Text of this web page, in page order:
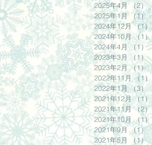
2025年4月 （2）
2025年1月 （1）
2024年12月 （1）
2024年10月 （1）
2024年4月
（1）
2023年3月
（1）
2023年2月
（1）
2022年11月 （1）
2022年1月
（3）
2021年12月 （1）
2021年11月 （2）
2021年10月 （1）
2021年9月 （1）
2021年5月
（1）